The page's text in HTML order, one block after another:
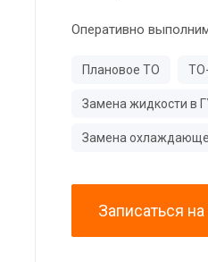
Оперативно
Плановое ТО
Замена жидкости в
Замена
Записаться